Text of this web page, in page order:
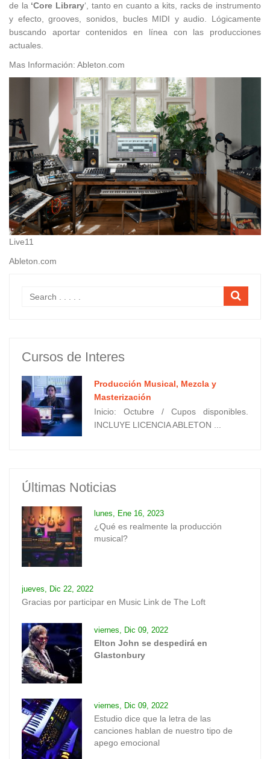
de la ‘Core Library‘, tanto en cuanto a kits, racks de instrumento
y efecto, grooves, sonidos, bucles MIDI y audio. Lógicamente
buscando aportar contenidos en línea con las producciones
actuales.
Mas Información: Ableton.com
Live11
Ableton.com
Cursos de Interes
Producción Musical, Mezcla y
Masterización
Inicio: Octubre / Cupos disponibles.
INCLUYE LICENCIA ABLETON ...
Últimas Noticias
lunes, Ene 16, 2023
¿Qué es realmente la producción
musical?
jueves, Dic 22, 2022
Gracias por participar en Music Link de The Loft
viernes, Dic 09, 2022
Elton John se despedirá en
Glastonbury
viernes, Dic 09, 2022
Estudio dice que la letra de las
canciones hablan de nuestro tipo de
apego emocional